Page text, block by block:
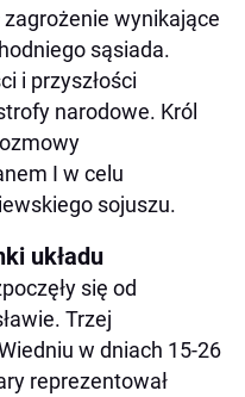
wynikające
sąsiada.
i przyszłości
narodowe. Król
I w celu
sojuszu.
układu
się od
Trzej
w dniach 15-26
reprezentował